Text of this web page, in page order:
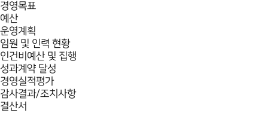
경영목표
예산
운영계획
임원 및 인력 현황
인건비예산 및 집행
성과계약 달성
경영실적평가
감사결과/조치사항
결산서